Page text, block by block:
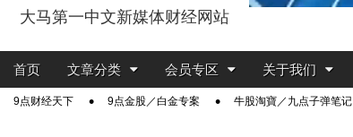
9点股票
大马第一中文新媒体财经网站
Main
Skip
content
首页 文章分类 会员专区 关于我们
Sub9点财经天下 9点金股／白金专案 牛股淘寶／九点子弹笔记